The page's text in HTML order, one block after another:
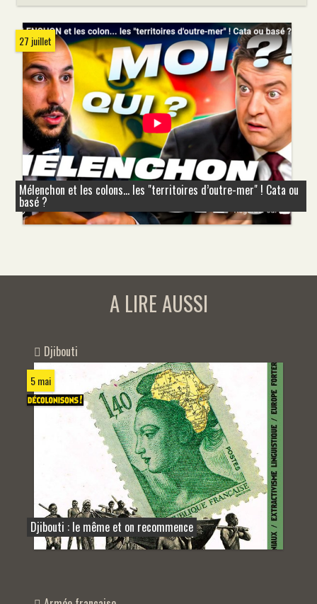
27 juillet
Mélenchon et les colons... les "territoires d’outre-mer" ! Cata ou
basé ?
A LIRE AUSSI
Djibouti
5 mai
Djibouti : le même et on recommence